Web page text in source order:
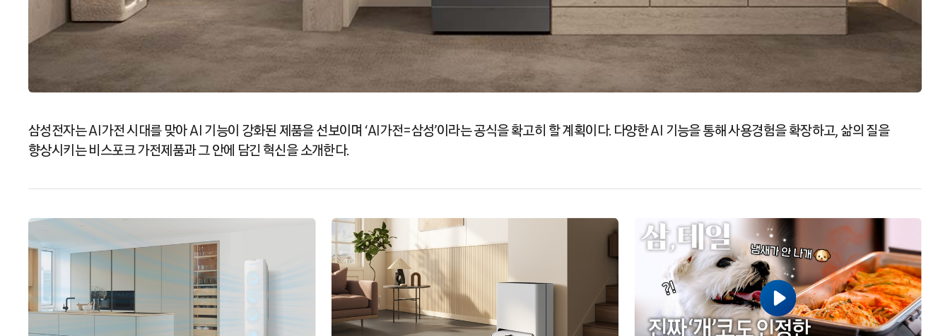
삼성전자는 AI가전 시대를 맞아 AI 기능이 강화된 제품을 선보이며 ‘AI가전=삼성’이라는 공식을 확고히 할 계획이다. 다양한 AI 기능을 통해 사용경험을 확장하고, 삶의 질을
향상시키는 비스포크 가전제품과 그 안에 담긴 혁신을 소개한다.